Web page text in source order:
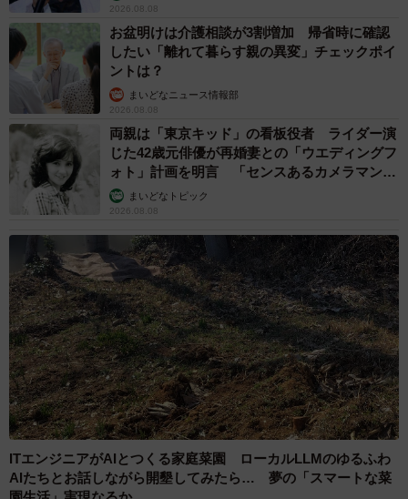
2026.08.08
お盆明けは介護相談が3割増加 帰省時に確認
したい「離れて暮らす親の異変」チェックポイ
ントは？
まいどなニュース情報部
2026.08.08
両親は「東京キッド」の看板役者 ライダー演
じた42歳元俳優が再婚妻との「ウエディングフ
ォト」計画を明言 「センスあるカメラマン求
む」まいどなトピック
2026.08.08
ITエンジニアがAIとつくる家庭菜園 ローカルLLMのゆるふわ
AIたちとお話しながら開墾してみたら… 夢の「スマートな菜